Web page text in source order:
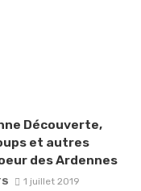
Découverte,
et autres
des Ardennes
1 juillet 2019